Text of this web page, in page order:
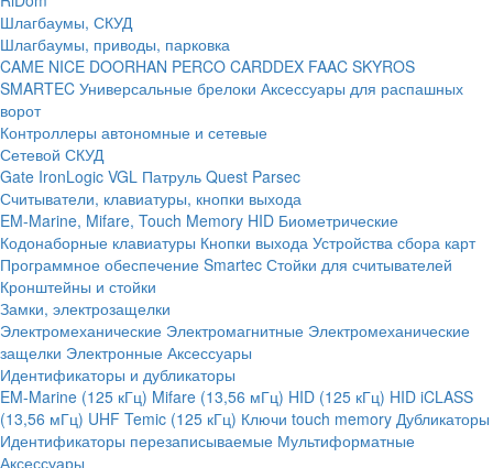
Шлагбаумы, СКУД
Шлагбаумы, приводы, парковка
CAME NICE DOORHAN PERCO CARDDEX FAAC SKYROS
SMARTEC Универсальные брелоки Аксессуары для распашных
ворот
Контроллеры автономные и сетевые
Сетевой СКУД
Gate IronLogic VGL Патруль Quest Parsec
Считыватели, клавиатуры, кнопки выхода
EM-Marine, Mifare, Touch Memory HID Биометрические
Кодонаборные клавиатуры Кнопки выхода Устройства сбора карт
Программное обеспечение Smartec Стойки для считывателей
Кронштейны и стойки
Замки, электрозащелки
Электромеханические Электромагнитные Электромеханические
защелки Электронные Аксессуары
Идентификаторы и дубликаторы
EM-Marine (125 кГц) Mifare (13,56 мГц) HID (125 кГц) HID iCLASS
(13,56 мГц) UHF Temic (125 кГц) Ключи touch memory Дубликаторы
Идентификаторы перезаписываемые Мультиформатные
Аксессуары